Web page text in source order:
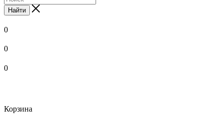
Найти
0
0
0
Корзина